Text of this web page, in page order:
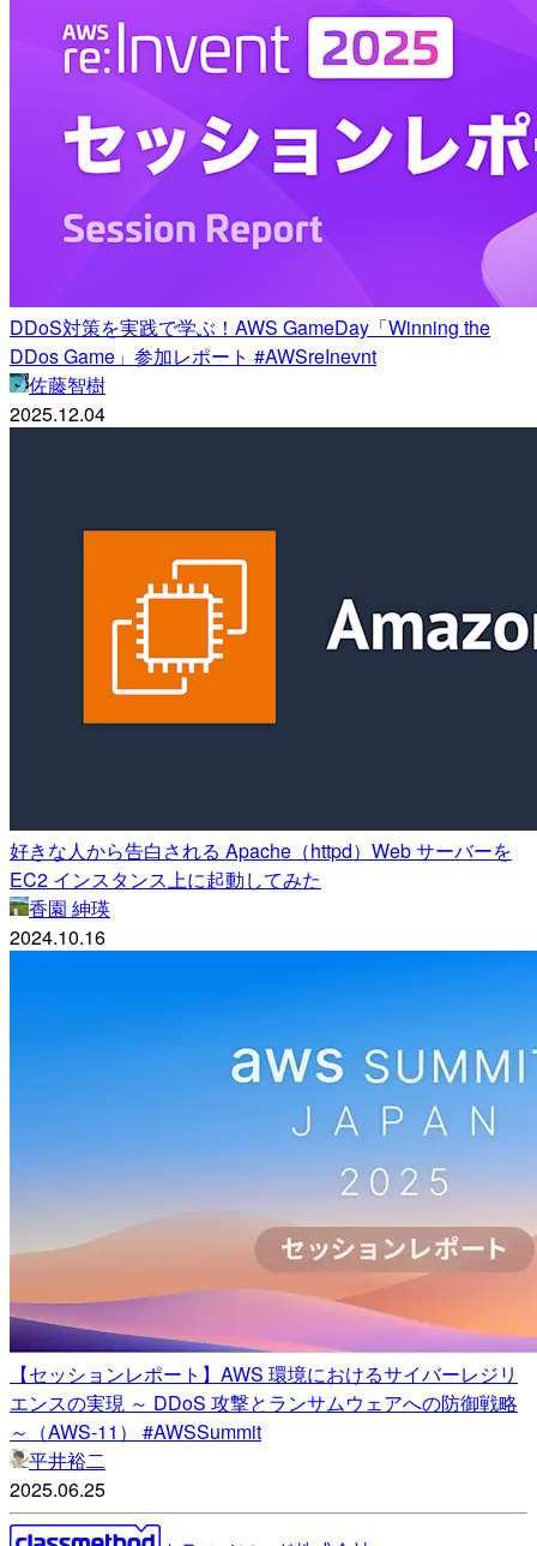
DDoS対策を実践で学ぶ！AWS GameDay「Winning the
DDos Game」参加レポート #AWSreInevnt
佐藤智樹
2025.12.04
好きな人から告白される Apache（httpd）Web サーバーを
EC2 インスタンス上に起動してみた
香園 紳瑛
2024.10.16
【セッションレポート】AWS 環境におけるサイバーレジリ
エンスの実現 ～ DDoS 攻撃とランサムウェアへの防御戦略
～（AWS-11） #AWSSummit
平井裕二
2025.06.25